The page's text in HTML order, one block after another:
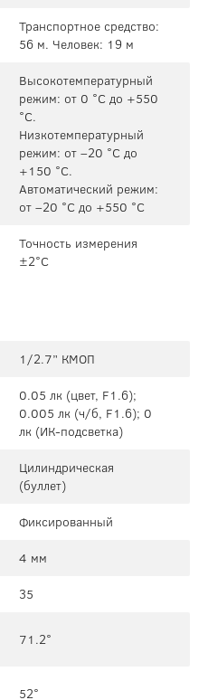
Транспортное средство:
56 м. Человек: 19 м
Высокотемпературный
режим: от 0 °C до +550
°C.
Низкотемпературный
режим: от –20 °C до
+150 °C.
Автоматический режим:
от –20 °C до +550 °C
Точность измерения
±2°C
1/2.7” КМОП
0.05 лк (цвет, F1.6);
0.005 лк (ч/б, F1.6); 0
лк (ИК-подсветка)
Цилиндрическая
(буллет)
Фиксированный
4 мм
35
71.2°
52°